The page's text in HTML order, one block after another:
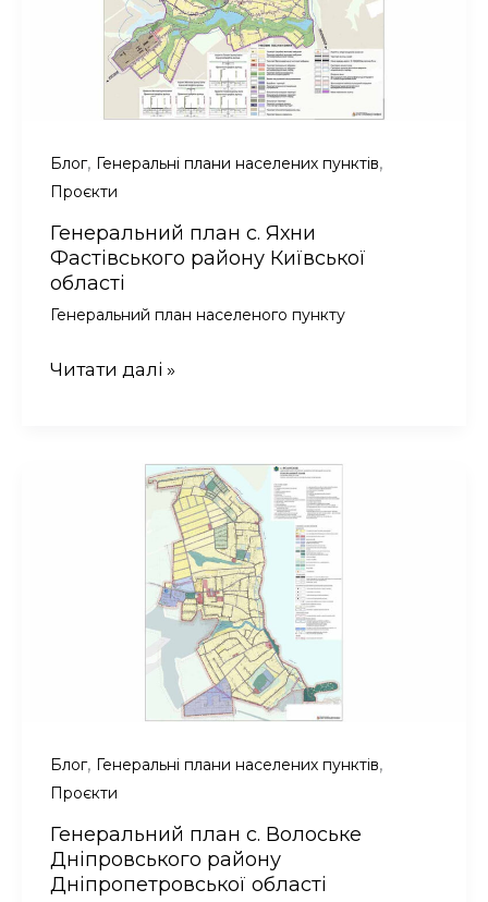
Блог, Генеральні плани населених пунктів,
Проєкти
Генеральний план с. Яхни
Фастівського району Київської
області
Генеральний план населеного пункту
Генеральний
Фастівського
Читати далі »
Блог, Генеральні плани населених пунктів,
Проєкти
Генеральний план с. Волоське
Дніпровського району
Дніпропетровської області